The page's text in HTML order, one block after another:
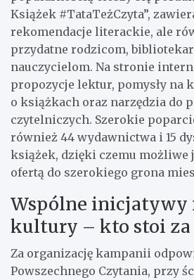
Książek #TataTeżCzyta”,
rekomendacje literackie, ale
przydatne rodzicom,
nauczycielom. Na stronie
propozycje lektur, pomysły na
o książkach oraz narzędzia do
czytelniczych. Szerokie
również 44 wydawnictwa i 15
książek, dzięki czemu możliwe
ofertą do szerokiego grona
Wspólne inicjatywy
kultury – kto stoi za
Za organizację kampanii
Powszechnego Czytania, przy